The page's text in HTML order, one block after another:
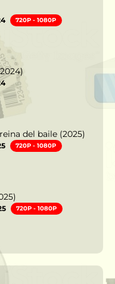
720P - 1080P
del baile (2025)
720P - 1080P
720P - 1080P